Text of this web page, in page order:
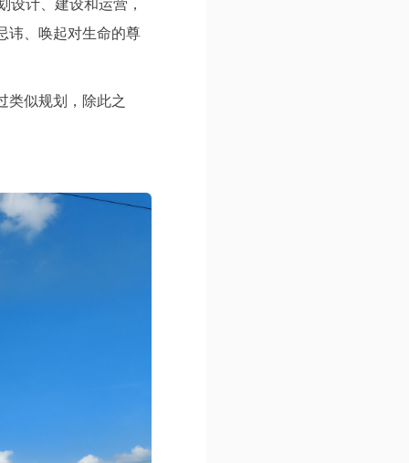
设计、建设和运营，
讳、唤起对生命的尊
类似规划，除此之